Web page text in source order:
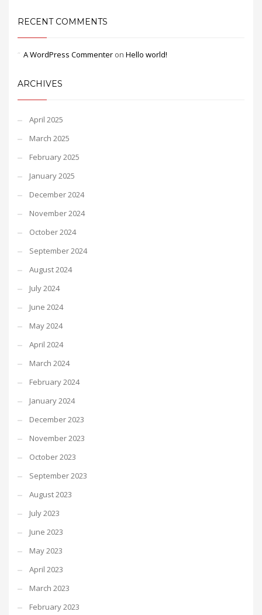
RECENT COMMENTS
A WordPress Commenter on Hello world!
ARCHIVES
April 2025
March 2025
February 2025
January 2025
December 2024
November 2024
October 2024
September 2024
August 2024
July 2024
June 2024
May 2024
April 2024
March 2024
February 2024
January 2024
December 2023
November 2023
October 2023
September 2023
August 2023
July 2023
June 2023
May 2023
April 2023
March 2023
February 2023